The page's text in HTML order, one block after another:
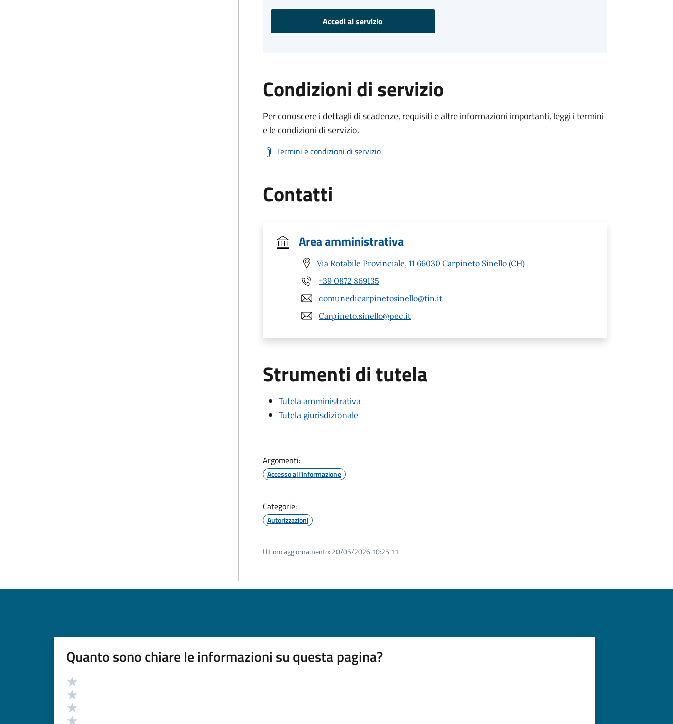
Accedi al servizio
Condizioni di servizio
Per conoscere i dettagli di scadenze, requisiti e altre informazioni importanti, leggi i termini
e le condizioni di servizio.
Termini e condizioni di servizio
Contatti
Area amministrativa
Via Rotabile Provinciale, 11 66030 Carpineto Sinello (CH)
+39 0872 869135
comunedicarpinetosinello@tin.it
Carpineto.sinello@pec.it
Strumenti di tutela
Tutela amministrativa
Tutela giurisdizionale
Argomenti:
Accesso all'informazione
Categorie:
Autorizzazioni
Ultimo aggiornamento: 20/05/2026 10:25.11
Quanto sono chiare le informazioni su questa pagina?
Valutazione